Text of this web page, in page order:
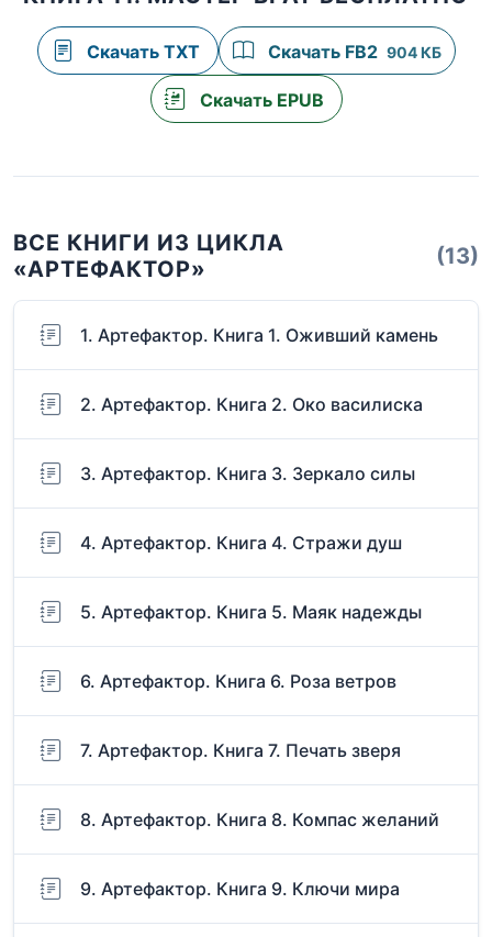
Скачать TXT Скачать FB2 904 КБ
Скачать EPUB
ВСЕ КНИГИ ИЗ ЦИКЛА
«АРТЕФАКТОР»
(13)
1. Артефактор. Книга 1. Оживший камень
2. Артефактор. Книга 2. Око василиска
3. Артефактор. Книга 3. Зеркало силы
4. Артефактор. Книга 4. Стражи душ
5. Артефактор. Книга 5. Маяк надежды
6. Артефактор. Книга 6. Роза ветров
7. Артефактор. Книга 7. Печать зверя
8. Артефактор. Книга 8. Компас желаний
9. Артефактор. Книга 9. Ключи мира